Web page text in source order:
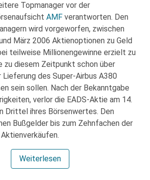
Topmanager vor der
AMF verantworten. Den
wird vorgeworfen, zwischen
März 2006 Aktienoptionen zu Geld
teilweise Millionengewinne erzielt zu
zu diesem Zeitpunkt schon über
des Super-Airbus A380
sein sollen. Nach der Bekanntgabe
verlor die EADS-Aktie am 14.
Drittel ihres Börsenwertes. Den
Bußgelder bis zum Zehnfachen der
Weiterlesen